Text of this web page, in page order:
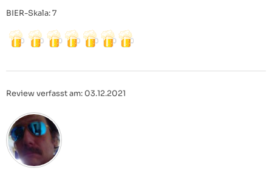
BIER-Skala: 7
Review verfasst am: 03.12.2021